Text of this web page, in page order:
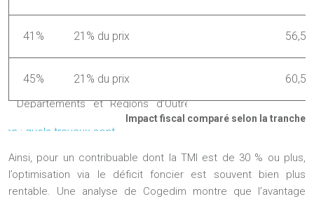
Impact fiscal comparé selon la tranche
41% 21% du prix
45% 21% du prix
Ainsi, pour un contribuable dont la TMI est de 30 % ou plus,
l’optimisation via le déficit foncier est souvent bien plus
rentable. Une analyse de Cogedim montre que l’avantage